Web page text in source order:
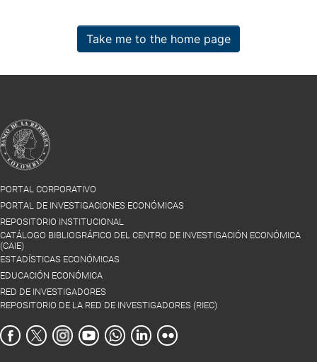
Take me to the home page
PORTAL CORPORATIVO
PORTAL DE INVESTIGACIONES ECONÓMICAS
REPOSITORIO INSTITUCIONAL
CATÁLOGO BIBLIOGRÁFICO DEL CENTRO DE INVESTIGACIÓN ECONÓMICA
(CAIE)
ESTADÍSTICAS ECONÓMICAS
EDUCACIÓN ECONÓMICA
RED DE INVESTIGADORES
REPOSITORIO DE LA RED DE INVESTIGADORES (RIEC)